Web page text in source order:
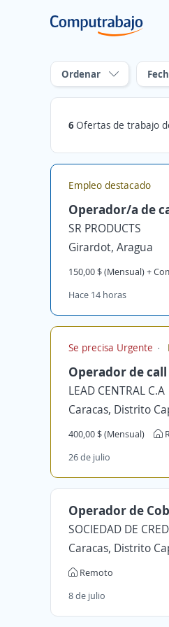
Ordenar
6Ofertas de trabajo de
Empleo destacado
Operador/a de
SR PRODUCTS
Girardot, Aragua
150,00 $ (Mensual) +
Hace 14 horas
Se precisa Urgente
Operador de
LEAD CENTRAL C.A
Caracas, Distrito
400,00 $ (Mensual)
26 de julio
Operador de
SOCIEDAD DE
Caracas, Distrito
Remoto
8 de julio